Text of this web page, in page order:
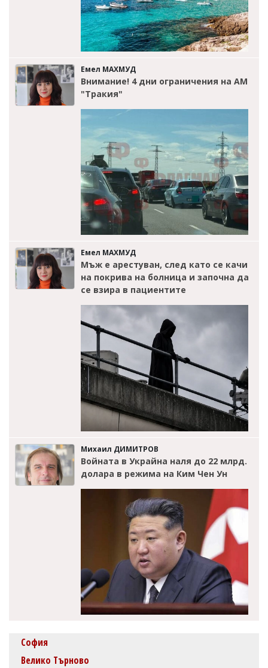
Емел МАХМУД
Внимание! 4 дни ограничения на АМ
"Тракия"
Емел МАХМУД
Мъж е арестуван, след като се качи
на покрива на болница и започна да
се взира в пациентите
Михаил ДИМИТРОВ
Войната в Украйна наля до 22 млрд.
долара в режима на Ким Чен Ун
София
Велико Търново